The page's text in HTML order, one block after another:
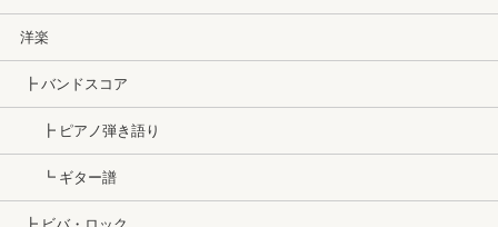
洋楽
┣ バンドスコア
┣ ピアノ弾き語り
┗ ギター譜